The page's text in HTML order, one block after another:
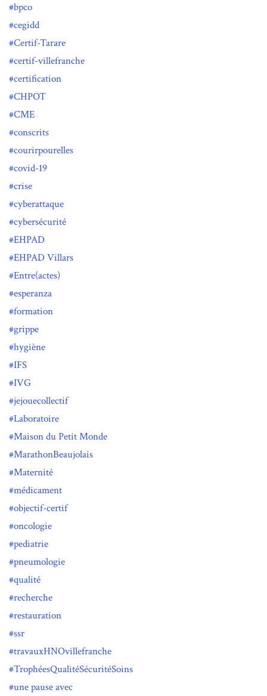
bpco
cegidd
Certif-Tarare
certif-villefranche
certification
CHPOT
CME
conscrits
courirpourelles
covid-19
crise
cyberattaque
cybersécurité
EHPAD
EHPAD Villars
Entre(actes)
esperanza
formation
grippe
hygiène
IFS
IVG
jejouecollectif
Laboratoire
Maison du Petit Monde
MarathonBeaujolais
Maternité
médicament
objectif-certif
oncologie
pediatrie
pneumologie
qualité
recherche
restauration
ssr
travauxHNOvillefranche
TrophéesQualitéSécuritéSoins
une pause avec